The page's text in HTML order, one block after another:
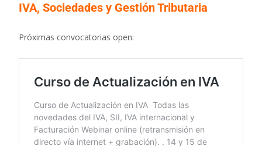
IVA, Sociedades y Gestión Tributaria
Próximas convocatorias open: